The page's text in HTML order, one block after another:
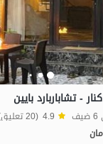
- تشاباربارد بايين
4.9 (20 تعليق)